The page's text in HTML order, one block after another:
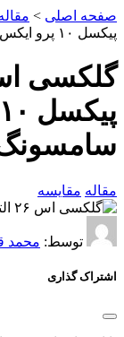
صفحه اصلی >
پیکسل ۱۰ پرو ایکس‌ال: پاسخ سامسونگ چیست
مقاله مقایسه
توسط: محمد
اشتراک گذاری